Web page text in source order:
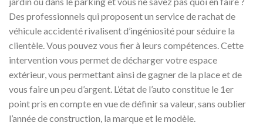
Des professionnels qui proposent un service de rachat de
véhicule accidenté rivalisent d’ingéniosité pour séduire la
clientèle. Vous pouvez vous fier à leurs compétences. Cette
intervention vous permet de décharger votre espace
extérieur, vous permettant ainsi de gagner de la place et de
vous faire un peu d’argent. L’état de l’auto constitue le 1er
point pris en compte en vue de définir sa valeur, sans oublier
l’année de construction, la marque et le modèle.